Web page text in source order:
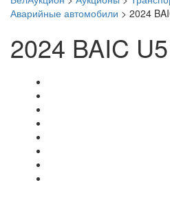
Аварийные автомобили > 2024
2024 BAIC